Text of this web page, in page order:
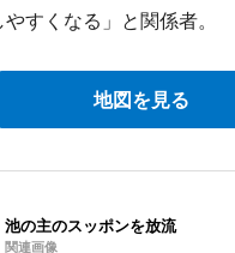
すくなる」と関係者。
地図を見る
池の主のスッポンを放流
関連画像